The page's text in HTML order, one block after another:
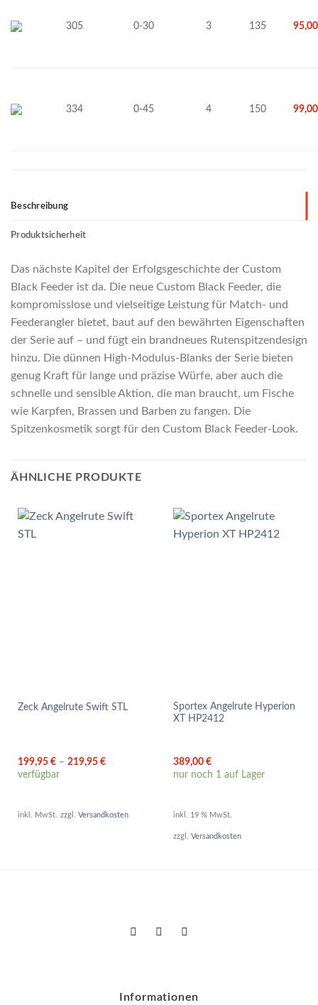
305 0-30 3 135
334 0-45 4 150
Beschreibung
Produktsicherheit
Das nächste Kapitel der Erfolgsgeschichte der Custom
Black Feeder ist da. Die neue Custom Black Feeder, die
kompromisslose und vielseitige Leistung für Match- und
Feederangler bietet, baut auf den bewährten Eigenschaften
der Serie auf – und fügt ein brandneues Rutenspitzendesign
hinzu. Die dünnen High-Modulus-Blanks der Serie bieten
genug Kraft für lange und präzise Würfe, aber auch die
schnelle und sensible Aktion, die man braucht, um Fische
wie Karpfen, Brassen und Barben zu fangen. Die
Spitzenkosmetik sorgt für den Custom Black Feeder-Look.
ÄHNLICHE PRODUKTE
Zeck Angelrute Swift STL
199,95 €– 219,95 €
verfügbar
inkl. MwSt. zzgl. Versandkosten
Sportex Angelrute Hyperion
XT HP2412
389,00 €
nur noch 1 auf Lager
inkl. 19 % MwSt.
zzgl. Versandkosten
Informationen